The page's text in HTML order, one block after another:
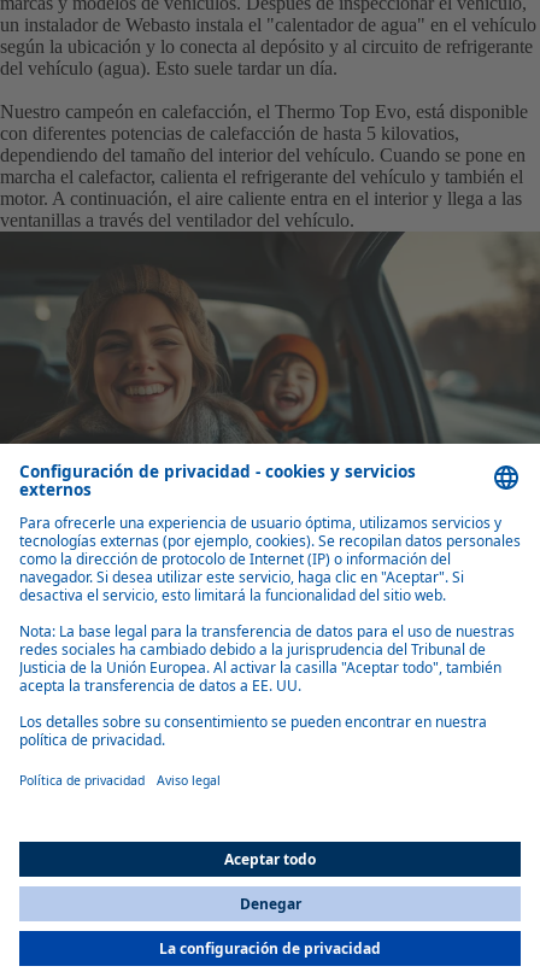
un instalador de Webasto instala el "calentador de agua" en el vehículo
según la ubicación y lo conecta al depósito y al circuito de refrigerante
del vehículo (agua). Esto suele tardar un día.
Nuestro campeón en calefacción, el Thermo Top Evo, está disponible
con diferentes potencias de calefacción de hasta 5 kilovatios,
dependiendo del tamaño del interior del vehículo. Cuando se pone en
marcha el calefactor, calienta el refrigerante del vehículo y también el
motor. A continuación, el aire caliente entra en el interior y llega a las
ventanillas a través del ventilador del vehículo.
El coche se calienta y las ventanillas se descongelan. Para empezar, el
Thermo Top Evo utiliza algo de energía de la batería del vehículo. Es
muy eficiente y tiene una función de protección que apaga el
dispositivo cuando el voltaje de la batería es bajo para que siempre se
pueda arrancar el automóvil. La batería se recarga en el siguiente viaje.
Como regla general: el tiempo de conducción es igual al tiempo de
calefacción (anterior).
Si conduce con frecuencia distancias cortas o su automóvil está
calentador de agua utiliza electricidad para precalentar el vehículo.
Un efecto secundario positivo: gracias a la función de carga lenta
integrada para baterías de 12 V, la batería del automóvil también se
carga durante el funcionamiento.
You are currently on our website for Spain. To view your local
information, please visit our website forAmerica.
All Countries